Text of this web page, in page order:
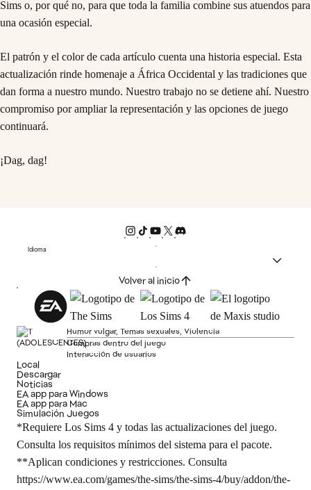
Sims o, por qué no, para que toda la familia combine sus atuendos para
una ocasión especial.
El patrón y el color de cada artículo cuenta una historia especial. Esta
actualización rinde homenaje a África Occidental y las tradiciones que
dan forma a nuestro mundo. Nuestro trabajo no se detiene ahí. Nuestro
compromiso por ampliar la representación y las opciones de juego
continuará.
¡Dag, dag!
Idioma
Volver al inicio
Humor vulgar, Temas sexuales, Violencia
Compras dentro del juego
Interacción de usuarios
Local
Descargar
Noticias
EA app para Windows
EA app para Mac
Simulación Juegos
*Requiere Los Sims 4 y todas las actualizaciones del juego.
Consulta los requisitos mínimos del sistema para el pacote.
**Aplican condiciones y restricciones. Consulta
https://www.ea.com/games/the-sims/the-sims-4/buy/addon/the-